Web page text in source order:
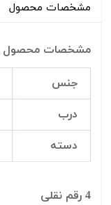
مشخصات محصول
مشخصات محصول
جنس
درب
دسته
4 رقم نقلی